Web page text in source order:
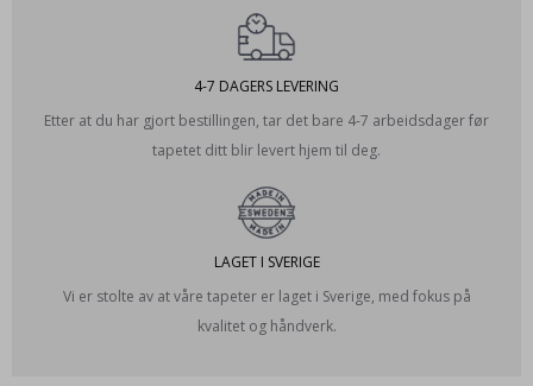
4-7 DAGERS LEVERING
Etter at du har gjort bestillingen, tar det bare 4-7 arbeidsdager før
tapetet ditt blir levert hjem til deg.
LAGET I SVERIGE
Vi er stolte av at våre tapeter er laget i Sverige, med fokus på
kvalitet og håndverk.